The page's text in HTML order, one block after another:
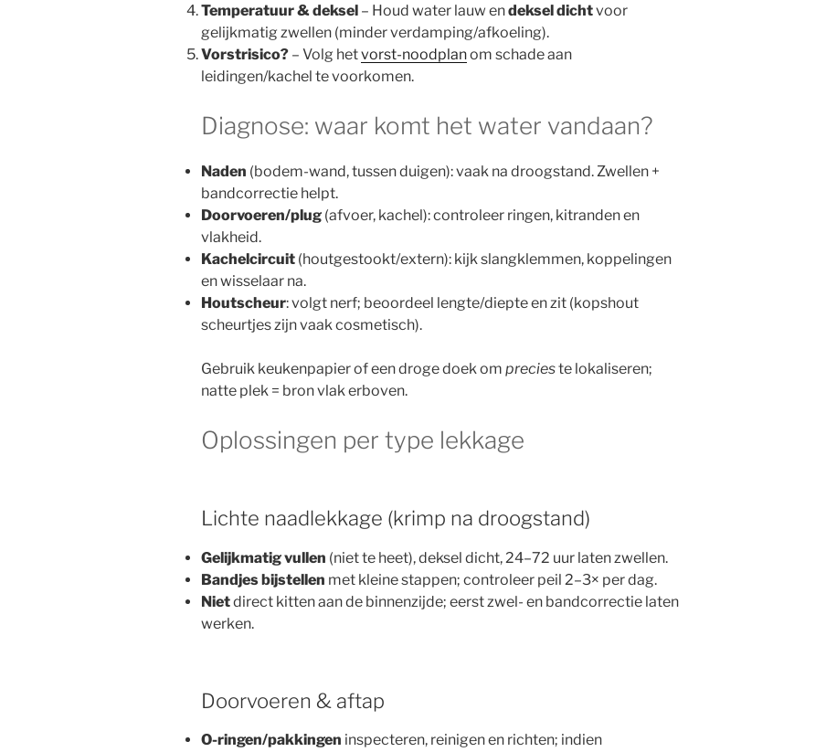
Temperatuur & deksel – Houd water lauw endeksel dichtvoor
gelijkmatig zwellen (minder verdamping/afkoeling).
Vorstrisico? – Volg hetvorst-noodplanom schade aan
leidingen/kachel te voorkomen.
Diagnose: waar komt het water vandaan?
Naden (bodem-wand, tussen duigen): vaak na droogstand. Zwellen +
bandcorrectie helpt.
Doorvoeren/plug (afvoer, kachel): controleer ringen, kitranden en
vlakheid.
Kachelcircuit (houtgestookt/extern): kijk slangklemmen, koppelingen
en wisselaar na.
Houtscheur: volgt nerf; beoordeel lengte/diepte en zit (kopshout
scheurtjes zijn vaak cosmetisch).
Gebruik keukenpapier of een droge doek om precieste lokaliseren;
natte plek = bron vlak erboven.
Oplossingen per type lekkage
Lichte naadlekkage (krimp na droogstand)
Gelijkmatig vullen (niet te heet), deksel dicht, 24–72 uur laten zwellen.
Bandjes bijstellen met kleine stappen; controleer peil 2–3× per dag.
Nietdirect kitten aan de binnenzijde; eerst zwel- en bandcorrectie laten
werken.
Doorvoeren & aftap
O-ringen/pakkingen inspecteren, reinigen en richten; indien